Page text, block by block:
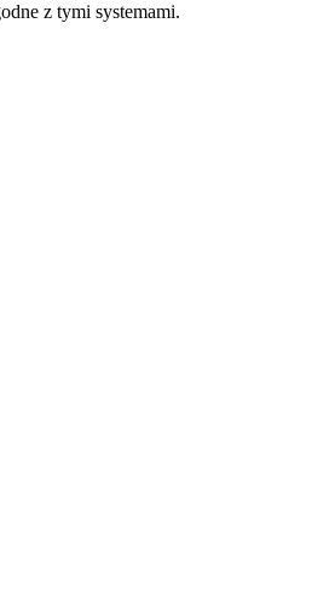
z tymi systemami.